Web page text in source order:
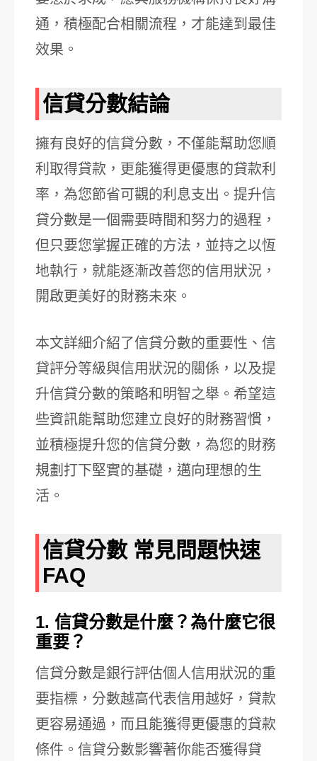
通，積極配合相關流程，才能達到最佳
效果。
信貸分數結論
擁有良好的信貸分數，不僅能幫助您順
利取得貸款，更能獲得更優惠的貸款利
率，為您節省可觀的利息支出。提升信
貸分數是一個需要時間和努力的過程，
但只要您掌握正確的方法，並持之以恆
地執行，就能逐漸改善您的信用狀況，
開啟更美好的財務未來。
本文詳細介紹了信貸分數的重要性、信
貸評分等級與信用狀況的關係，以及提
升信貸分數的策略和明智之舉。希望這
些資訊能幫助您建立良好的財務習慣，
並積極提升您的信貸分數，為您的財務
規劃打下堅實的基礎，邁向理想的生
活。
信貸分數 常見問題快速
FAQ
1. 信貸分數是什麼？為什麼它很
重要？
信貸分數是銀行評估個人信用狀況的重
要指標，分數越高代表信用越好，貸款
更容易通過，而且能獲得更優惠的貸款
條件。信貸分數影響著你能否獲得貸